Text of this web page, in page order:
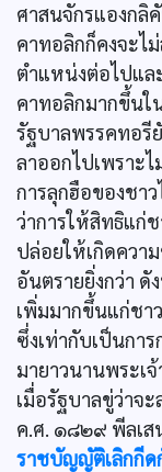
ศาสนจักรแองกลิ
คาทอลิกก็คงจะไ
ตำแหน่งต่อไปแล
คาทอลิกมากขึ้นใ
รัฐบาลพรรคทอรี
ลาออกไปเพราะ
การลุกฮือของชา
ว่าการให้สิทธิแก่
ปล่อยให้เกิดควา
อันตรายยิ่งกว่า
เพิ่มมากขึ้นแก่ชา
ซึ่งเท่ากับเป็นกา
มายาวนานพระเ
เมื่อรัฐบาลขู่ว่าจ
ค.ศ. ๑๘๒๙ พีลเส
ราชบัญญัติเลิกกี